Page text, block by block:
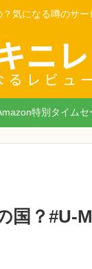
気になる噂のサ
特別タイム
国？#U-